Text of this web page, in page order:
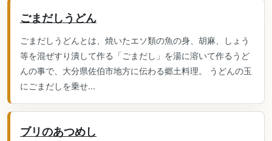
ごまだしうどん
ごまだしうどんとは、焼いたエソ類の魚の身、胡麻、しょう
等を混ぜすり潰して作る「ごまだし」を湯に溶いて作るうど
んの事で、大分県佐伯市地方に伝わる郷土料理。 うどんの玉
にごまだしを乗せ...
ブリのあつめし